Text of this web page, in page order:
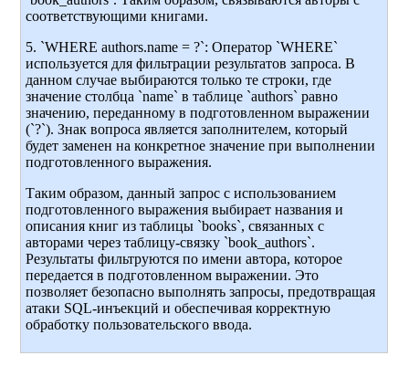
соответствующими книгами.
5. `WHERE authors.name = ?`: Оператор `WHERE`
используется для фильтрации результатов запроса. В
данном случае выбираются только те строки, где
значение столбца `name` в таблице `authors` равно
значению, переданному в подготовленном выражении
(`?`). Знак вопроса является заполнителем, который
будет заменен на конкретное значение при выполнении
подготовленного выражения.
Таким образом, данный запрос с использованием
подготовленного выражения выбирает названия и
описания книг из таблицы `books`, связанных с
авторами через таблицу-связку `book_authors`.
Результаты фильтруются по имени автора, которое
передается в подготовленном выражении. Это
позволяет безопасно выполнять запросы, предотвращая
атаки SQL-инъекций и обеспечивая корректную
обработку пользовательского ввода.